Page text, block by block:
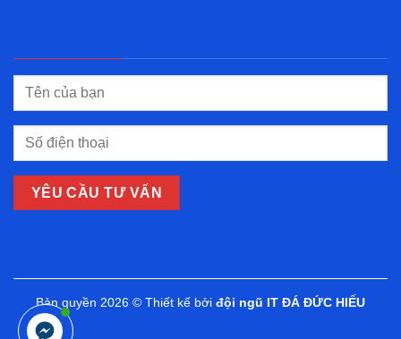
Bản quyền 2026 © Thiết kế bởi đội ngũ IT ĐÁ ĐỨC HIẾU